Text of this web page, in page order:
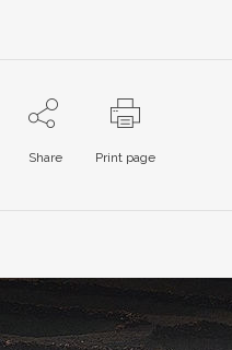
Share Print page